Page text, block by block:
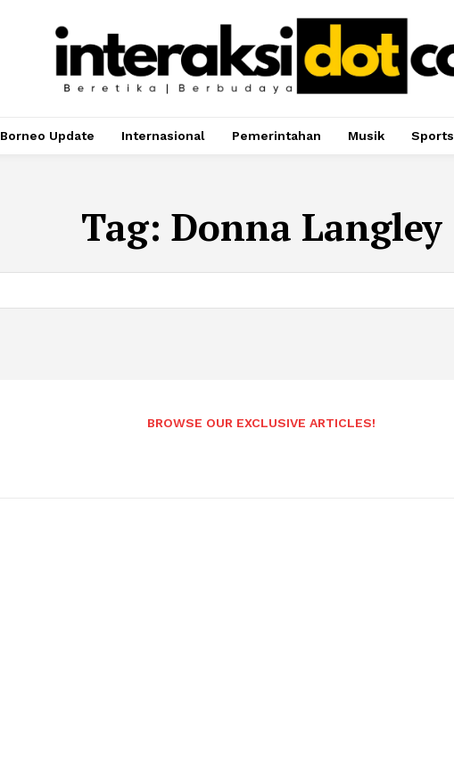
Borneo Update Internasional Pemerintahan Musik Sports
Tag: Donna Langley
BROWSE OUR EXCLUSIVE ARTICLES!